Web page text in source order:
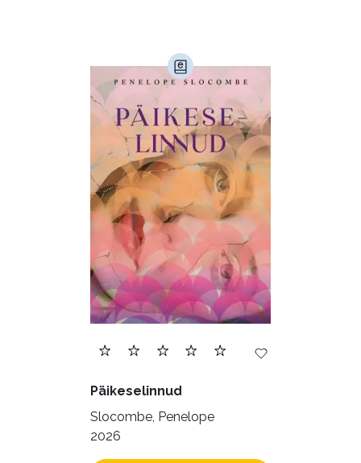
Päikeselinnud
Slocombe, Penelope
2026